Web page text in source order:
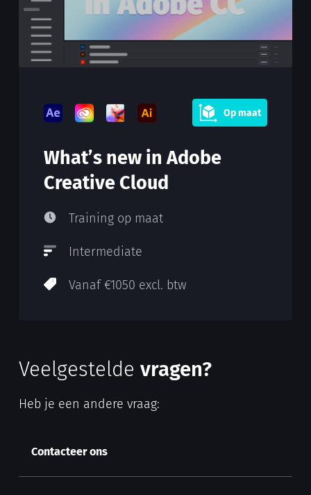
Op maat
What’s new in Adobe
Creative Cloud
Training op maat
Intermediate
Vanaf €1050 excl. btw
Veelgestelde vragen?
Heb je een andere vraag:
Contacteer ons